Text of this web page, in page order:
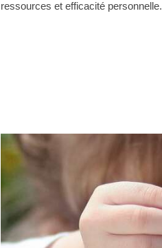
ressources et efficacité personnelle.